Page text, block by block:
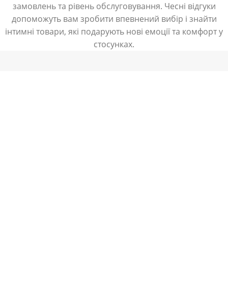
замовлень та рівень обслуговування. Чесні відгуки
допоможуть вам зробити впевнений вибір і знайти
інтимні товари, які подарують нові емоції та комфорт у
стосунках.